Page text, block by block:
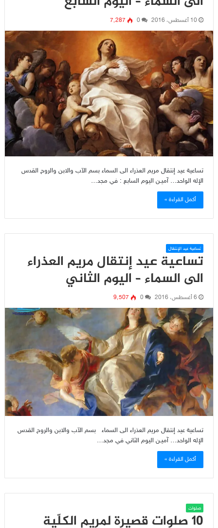
10 أغسطس، 2016 0 7٬287
تساعية عيد إنتقال مريم العذراء الى السماء بسم الآب والابن والروح القدس
الإله الواحد… آميـن اليوم السابع : في مجد…
أكمل القراءة »
تساعية عيد الإنتقال
تساعية عيد إنتقال مريم العذراء
الى السماء – اليوم الثاني
6 أغسطس، 2016 0 9٬507
تساعية عيد إنتقال مريم العذراء الى السماء بسم الآب والابن والروح القدس
الإله الواحد… آميـن اليوم الثاني في مجد…
أكمل القراءة »
صلوات
10 صلوات قصيرة لمريم الكلّية